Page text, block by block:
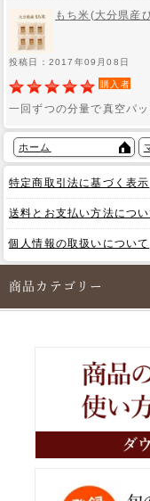
もち米(大分県産
投稿日：2017年09月08日
購入者
一回ずつの分量で真空パ
ホーム
特定商取引法に基づく表示
送料とお支払い方法につい
個人情報の取扱いについて
商品カテゴリー